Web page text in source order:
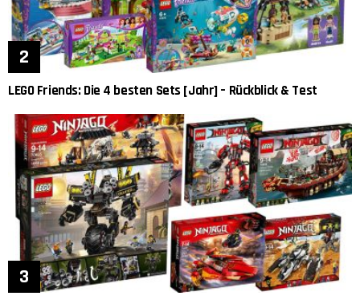
LEGO Friends: Die 4 besten Sets [Jahr] – Rückblick & Test